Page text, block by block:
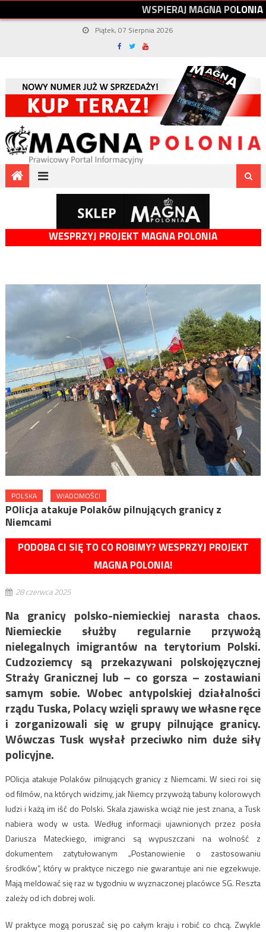
WSPIERAJMAGNAPOLONIA
Piątek, 07 Sierpnia 2026
WESPRZYJ PROJEKT MAGNA POLONIA
POLSKA WIADOMOŚCI
POlicja atakuje Polaków pilnujących granicy z
Niemcami
PODOBA CI SIĘ TO CO ROBIMY? WESPRZYJ PROJEKT
MAGNA POLONIA!
28 czerwca 2025
Na granicy polsko-niemieckiej narasta chaos.
Niemieckie służby regularnie przywożą
nielegalnych imigrantów na terytorium Polski.
Cudzoziemcy są przekazywani polskojęzycznej
Straży Granicznej lub – co gorsza – zostawiani
samym sobie. Wobec antypolskiej działalności
rządu Tuska, Polacy wzięli sprawy we własne ręce
i zorganizowali się w grupy pilnujące granicy.
Wówczas Tusk wysłał przeciwko nim duże siły
policyjne.
POlicja atakuje Polaków pilnujących granicy z Niemcami. W sieci roi się
od filmów, na których widzimy, jak Niemcy przywożą tabuny kolorowych
ludzi i każą im iść do Polski. Skala zjawiska wciąż nie jest znana, a Tusk
nabiera wody w usta. Według informacji ujawnionych przez posła
Dariusza Mateckiego, imigranci są wypuszczani na wolność z
dokumentem zatytułowanym „Postanowienie o zastosowaniu
środków”, który w praktyce niczego nie gwarantuje ani nie egzekwuje.
Mają meldować się raz w tygodniu w wyznaczonej placówce SG. Reszta
zależy od ich dobrej woli.
W praktyce mogą poruszać się po całym kraju i robić co chcą. Zwykle